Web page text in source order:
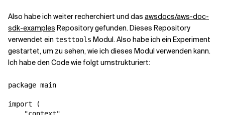
Also habe ich weiter recherchiert und das awsdocs/aws-doc-
sdk-examples Repository gefunden. Dieses Repository
verwendet ein testtools Modul. Also habe ich ein Experiment
gestartet, um zu sehen, wie ich dieses Modul verwenden kann.
Ich habe den Code wie folgt umstrukturiert:
package main
import (